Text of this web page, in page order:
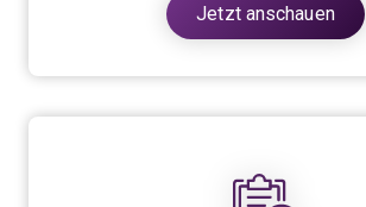
Jetzt anschauen